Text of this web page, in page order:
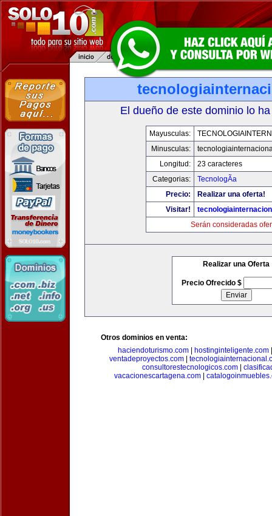
El dueño de este dominio lo
Mayusculas:
Minusculas:
Longitud:
23 caracteres
Categorias:
TecnologÃ­a
Precio:
Realizar una oferta!
Visitar!
Serán consideradas
Realizar una Oferta
Precio Ofrecido $
Otros dominios en venta:
haciendoturismo.com
hostinginteligente.com
ventadeproyectos.com|
consultorestecnologicos.com
vacacionescartagena.com